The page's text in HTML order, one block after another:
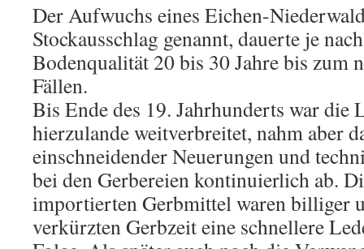
Der Aufwuchs eines Eichen-
Stockausschlag genannt, dauerte je
Bodenqualität 20 bis 30 Jahre bis zum
Fällen.
Bis Ende des 19. Jahrhunderts war die
hierzulande weitverbreitet, nahm aber
einschneidender Neuerungen und
bei den Gerbereien kontinuierlich ab.
importierten Gerbmittel waren billiger
verkürzten Gerbzeit eine schnellere